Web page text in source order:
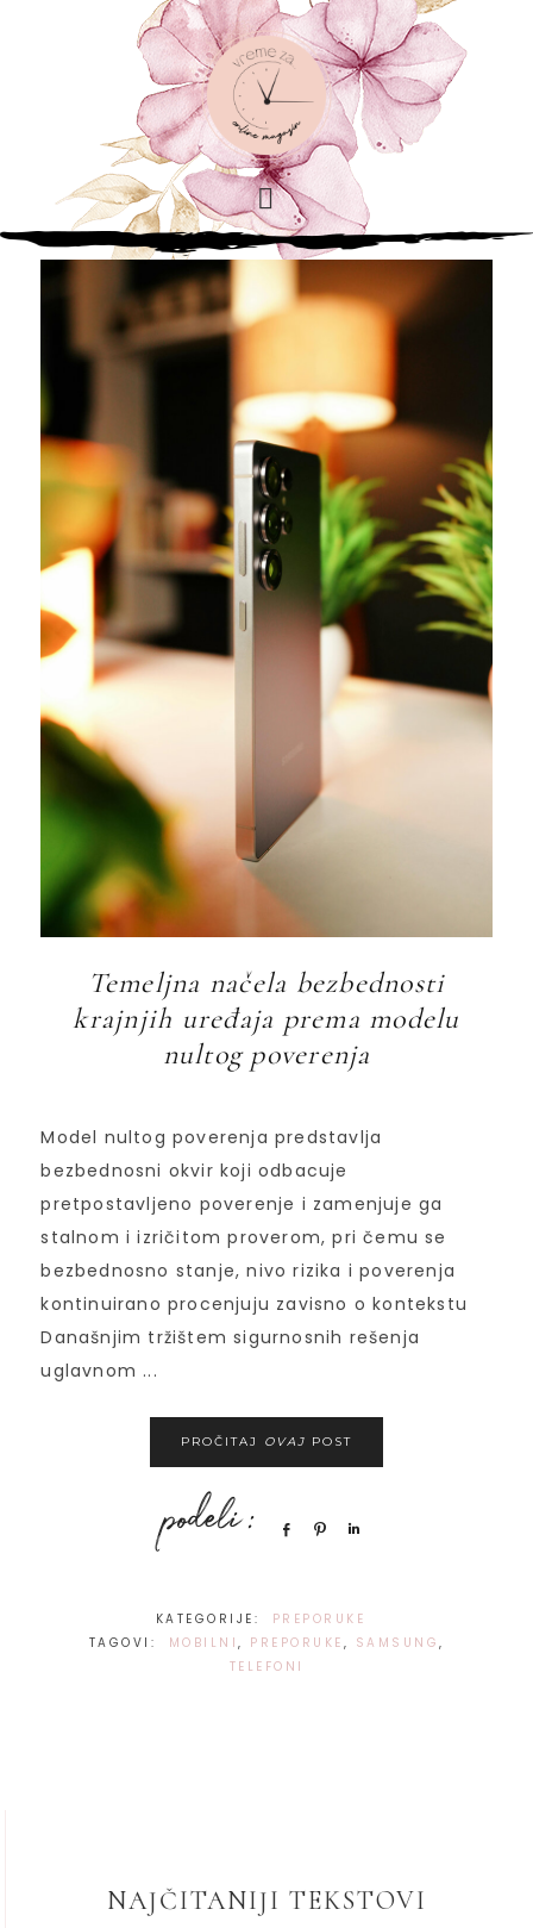
Temeljna načela bezbednosti
krajnjih uređaja prema modelu
nultog poverenja
Model nultog poverenja predstavlja
bezbednosni okvir koji odbacuje
pretpostavljeno poverenje i zamenjuje ga
stalnom i izričitom proverom, pri čemu se
bezbednosno stanje, nivo rizika i poverenja
kontinuirano procenjuju zavisno o kontekstu
Današnjim tržištem sigurnosnih rešenja
uglavnom ...
PROČITAJ OVAJ POST
Share Pin
KATEGORIJE:
PREPORUKE
TAGOVI:
MOBILNI , PREPORUKE , SAMSUNG ,
TELEFONI
NAJČITANIJI TEKSTOVI